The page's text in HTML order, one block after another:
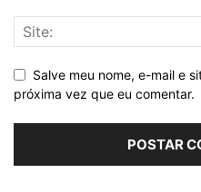
Salve meu nome, e-mail e
próxima vez que eu comentar.